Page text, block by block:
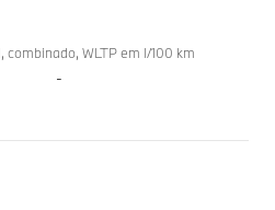
combinado, WLTP em l/100 km
-